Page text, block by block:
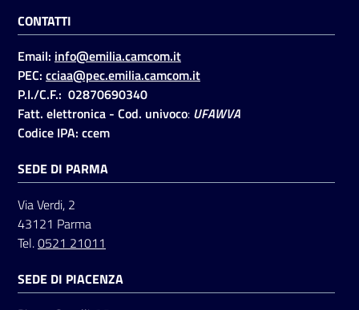
su
CONTATTI
Email: info@emilia.camcom.it
PEC: cciaa@pec.emilia.camcom.it
P.I./C.F.: 02870690340
Fatt. elettronica - Cod. univoco: UFAWVA
Codice IPA: ccem
SEDE DI PARMA
Via Verdi, 2
43121 Parma
Tel.0521 21011
SEDE DI PIACENZA